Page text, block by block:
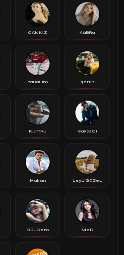
CANKIZ KüBRa
YaRaLim ßerfin
KumRu SavasCi
Hakan LeyLiGüZeL
GüLCem MeD